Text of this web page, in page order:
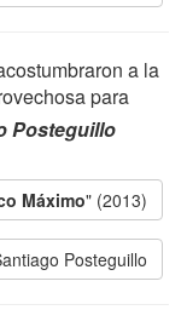
a la
para
Posteguillo
Máximo" (2013)
Posteguillo